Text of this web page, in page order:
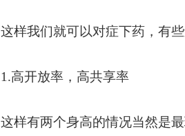
这样我们就可以对症下药，有些
1.高开放率，高共享率
这样有两个身高的情况当然是最